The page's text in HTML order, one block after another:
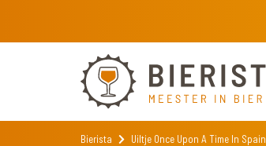
Bierista Uiltje Once Upon A Time In Spain